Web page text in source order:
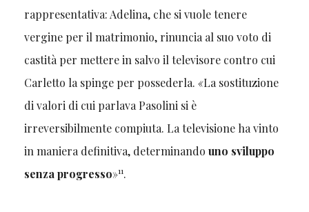
rappresentativa: Adelina, che si vuole tenere
vergine per il matrimonio, rinuncia al suo voto di
castità per mettere in salvo il televisore contro cui
Carletto la spinge per possederla. «La sostituzione
di valori di cui parlava Pasolini si è
irreversibilmente compiuta. La televisione ha vinto
in maniera definitiva, determinando uno sviluppo
senza progresso»11.